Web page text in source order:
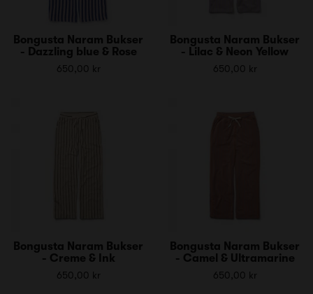
Bongusta Naram Bukser
- Dazzling blue & Rose
650,00 kr
Bongusta Naram Bukser
- Lilac & Neon Yellow
650,00 kr
Bongusta Naram Bukser
- Creme & Ink
650,00 kr
Bongusta Naram Bukser
- Camel & Ultramarine
650,00 kr